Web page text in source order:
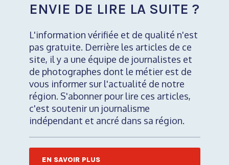
ENVIE DE LIRE LA SUITE ?
L'information vérifiée et de qualité n'est
pas gratuite. Derrière les articles de ce
site, il y a une équipe de journalistes et
de photographes dont le métier est de
vous informer sur l'actualité de notre
région. S'abonner pour lire ces articles,
c'est soutenir un journalisme
indépendant et ancré dans sa région.
EN SAVOIR PLUS